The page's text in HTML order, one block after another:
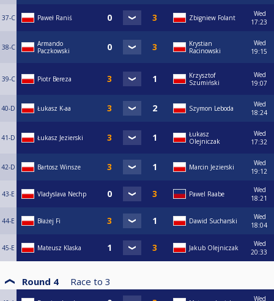
37-C Paweł Raniś Zbigniew Folant
Wed
17:23
38-C
Armando
Paczkowski
Krystian
Racinowski
Wed
19:15
39-C Piotr Bereza
Krzysztof
Szumiński
Wed
19:07
40-D Łukasz K-aa Szymon Leboda
Wed
18:24
41-D Łukasz Jezierski
Łukasz
Olejniczak
Wed
17:32
42-D Bartosz Winsze Marcin Jezierski
Wed
19:12
43-E Vladyslava Nechp Pawel Raabe
Wed
18:21
44-E Błażej Fi Dawid Sucharski
Wed
18:04
45-E Mateusz Klaska Jakub Olejniczak
Wed
20:33
Round 4 Race to 3
Wed